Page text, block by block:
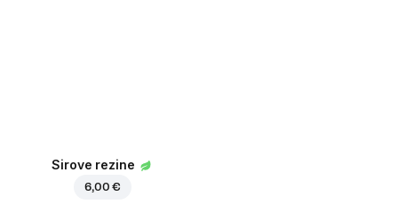
Sirove rezine
6,00 €